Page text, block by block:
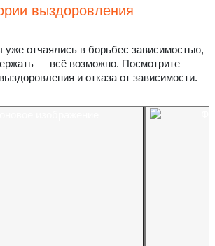
выздоровления
уже отчаялись в борьбес зависимостью,
— всё возможно. Посмотрите
и отказа от зависимости.